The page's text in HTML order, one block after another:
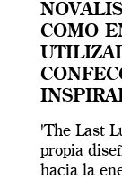
COMO
'The Last
propia
hacia la